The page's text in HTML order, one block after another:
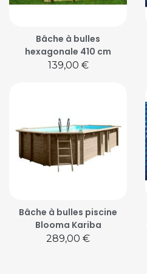
Bâche à bulles
hexagonale 410 cm
Prix
139,00 €
Bâche à bulles piscine
Blooma Kariba
Prix
289,00 €